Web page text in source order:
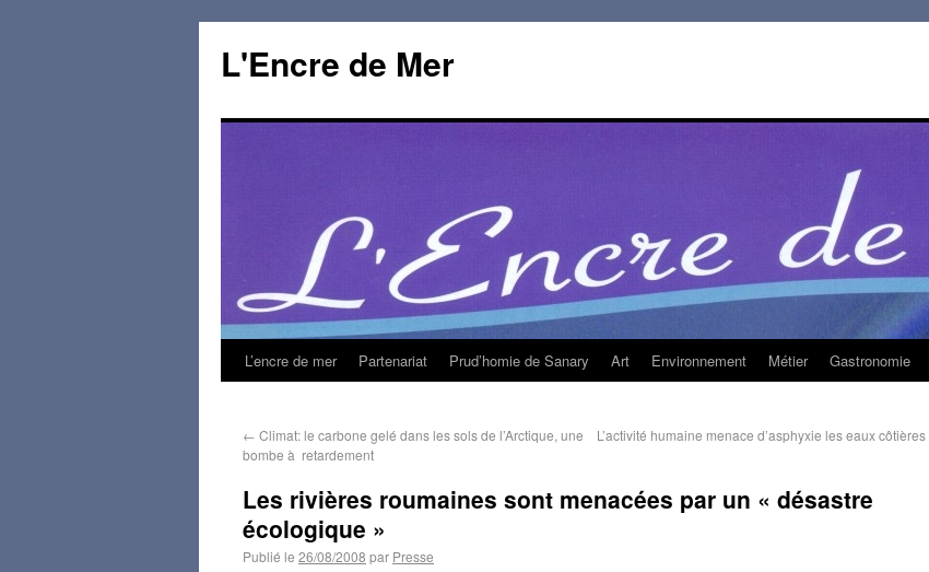
L'Encre de Mer
L’encre de mer Partenariat Prud’homie de Sanary Art Environnement Métier Gastronomie
← Climat: le carbone gelé dans les sols de l’Arctique, une
bombe à retardement
L’activité humaine menace d’asphyxie les eaux côtières
Les rivières roumaines sont menacées par un « désastre
écologique »
Publié le 26/08/2008 par Presse